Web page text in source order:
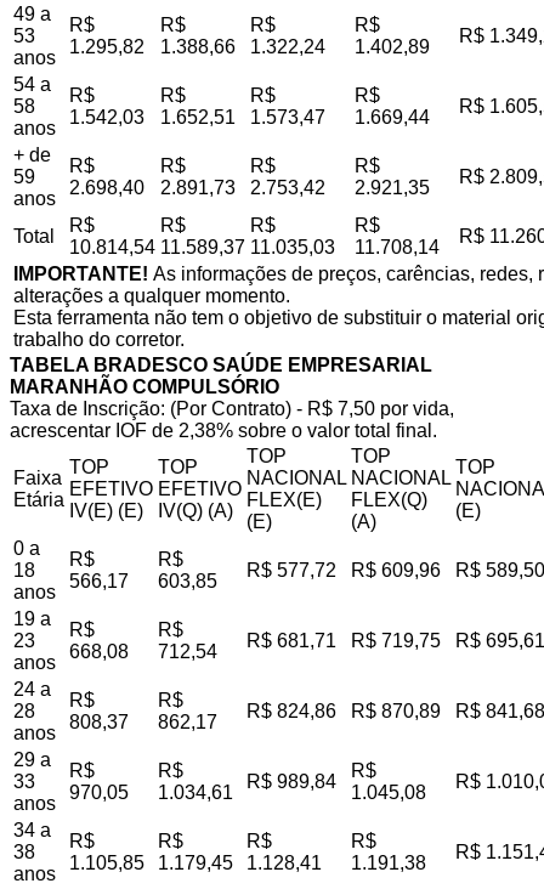
49 a
53
anos
R$
1.295,82
R$
1.388,66
R$
1.322,24
R$
1.402,89
R$
54 a
58
anos
R$
1.542,03
R$
1.652,51
R$
1.573,47
R$
1.669,44
R$
+ de
59
anos
R$
2.698,40
R$
2.891,73
R$
2.753,42
R$
2.921,35
R$
Total
R$
10.814,54
R$
11.589,37
R$
11.035,03
R$
11.708,14
R$
IMPORTANTE! As informações de preços, carências,
alterações a qualquer momento.
Esta ferramenta não tem o objetivo de substituir o material
trabalho do corretor.
TABELA BRADESCO SAÚDE EMPRESARIAL
MARANHÃO COMPULSÓRIO
Taxa de Inscrição: (Por Contrato) - R$ 7,50 por vida,
acrescentar IOF de 2,38% sobre o valor total final.
Faixa
Etária
TOP
EFETIVO
IV(E) (E)
TOP
EFETIVO
IV(Q) (A)
TOP
NACIONAL
FLEX(E)
(E)
TOP
NACIONAL
FLEX(Q)
(A)
TOP
(E)
0 a
18
anos
R$
566,17
R$
603,85
R$ 577,72 R$ 609,96 R$ 589,50
19 a
23
anos
R$
668,08
R$
712,54
R$ 681,71 R$ 719,75 R$ 695,61
24 a
28
anos
R$
808,37
R$
862,17
R$ 824,86 R$ 870,89 R$ 841,68
29 a
33
anos
R$
970,05
R$
1.034,61
R$ 989,84
R$
1.045,08
R$
34 a
38
anos
R$
1.105,85
R$
1.179,45
R$
1.128,41
R$
1.191,38
R$